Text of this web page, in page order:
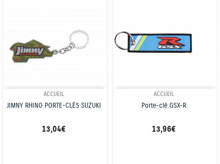
ACCUEIL
JIMNY RHINO PORTE-CLÉS SUZUKI
13,04 €
ACCUEIL
Porte-clé GSX-R
13,96 €